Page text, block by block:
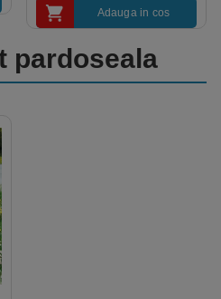
Adauga in cos
pardoseala